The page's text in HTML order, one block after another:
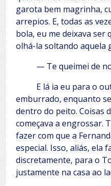
garota bem magrinha,
arrepios. E, todas as
bola, eu me deixava ser
olhá-la soltando aquela
— Te queimei de
E lá ia eu para o
emburrado, enquanto
dentro do peito. Coisas
começava a engrossar.
fazer com que a
especial. Isso, aliás, ela
discretamente, para o
justamente na casa ao